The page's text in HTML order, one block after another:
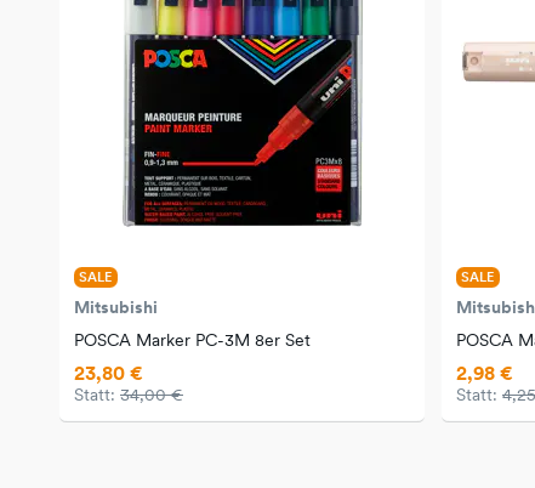
SALE
Mitsubishi
POSCA Marker PC-3M 8er Set
23,80 €
Statt: 34,00 €
SALE
POSCA
2,98 €
Statt: